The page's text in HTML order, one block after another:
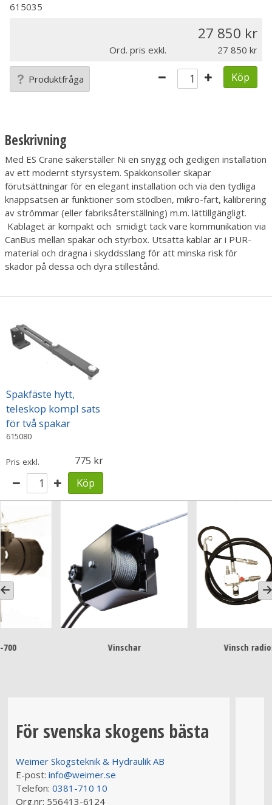
615035
27 850
Ord. pris exkl. 27 850
Produktfråga Köp
Beskrivning
Med ES Crane säkerställer Ni en snygg och gedigen installation
av ett modernt styrsystem. Spakkonsoller skapar
förutsättningar för en elegant installation och via den tydliga
knappsatsen är funktioner som stödben, mikro-fart, kalibrering
av strömmar (eller fabriksåterställning) m.m. lättillgängligt.
Kablaget är kompakt och smidigt tack vare kommunikation via
CanBus mellan spakar och styrbox. Utsatta kablar är i PUR-
material och dragna i skyddsslang för att minska risk för
skador på dessa och dyra stillestånd.
Spakfäste hytt,
teleskop kompl sats
för två spakar
615080
Pris exkl.
775
Köp
Vinsch radiosatser Bärgningsvinschar
För svenska skogens bästa
Weimer Skogsteknik & Hydraulik AB
E-post: info@weimer.se
Telefon: 0381-710 10
Org.nr: 556413-6124